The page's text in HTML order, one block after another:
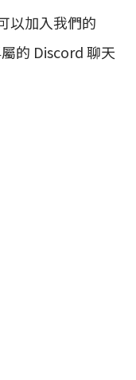
以加入我們的
的 Discord 聊天